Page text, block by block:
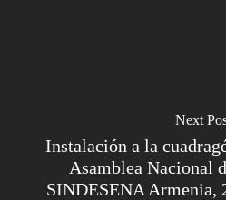
Next
Instalación a la
Asamblea Nacional
SINDESENA Armenia,